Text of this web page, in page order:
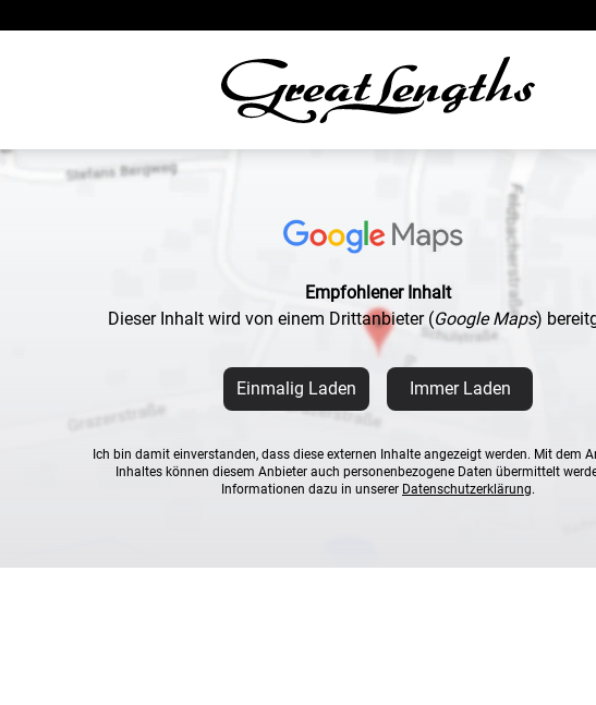
Empfohlener Inhalt
Dieser Inhalt wird von einem Drittanbieter (Google Maps)
Einmalig Laden Immer Laden
Ich bin damit einverstanden, dass diese externen Inhalte angezeigt werden. Mit dem
Inhaltes können diesem Anbieter auch personenbezogene Daten übermittelt
Informationen dazu in unserer Datenschutzerklärung.